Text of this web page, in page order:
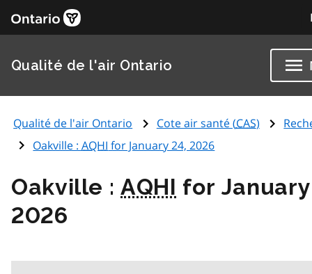
Qualité de l'air Ontario
Qualité de l'air Ontario Cote air santé (CAS)
Oakville :AQHI for January 24, 2026
Oakville :AQHI for
2026